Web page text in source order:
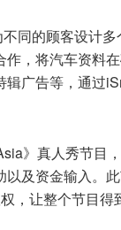
同的顾客设计
，将汽车资料
广告等，通过
》真人秀节目
及资金输入。
，让整个节目得